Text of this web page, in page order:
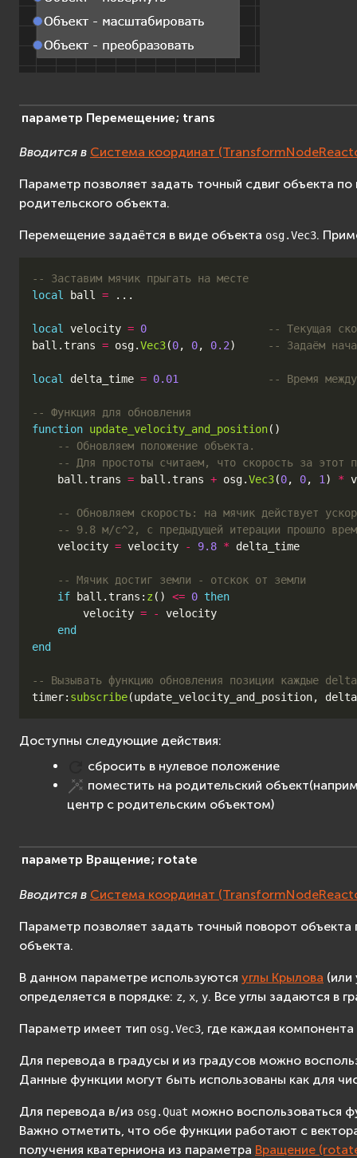
параметр Перемещение; trans
Вводится в Система координат
Параметр позволяет задать точный сдвиг объекта
родительского объекта.
Перемещение задаётся в виде объекта osg.Vec3.
-- Заставим мячик прыгать на месте
local
ball = ...
local velocity = 0
-- Текущая
ball . trans = osg.Vec3(0, 0, 0.2) -- Задаём
local delta_time = 0.01 -- Время
-- Функция для обновления
function update_velocity_and_position()
-- Обновляем положение объекта.
-- Для простоты считаем, что скорость за этот
ball . trans = ball . trans + osg.Vec3(0, 0, 1) *
-- Обновляем скорость: на мячик действует
-- 9.8 м/с^2, с предыдущей итерации прошло
velocity = velocity - 9.8 * delta_time
-- Мячик достиг земли - отскок от земли
if
ball . trans : z () <= 0 then
velocity = -
velocity
end
end
-- Вызывать функцию обновления позиции каждые
timer: subscribe(update_velocity_and_position,
Доступны следующие действия:
сбросить в нулевое положение
поместить на родительский
центр с родительским объектом)
параметр Вращение; rotate
Вводится в Система координат
Параметр позволяет задать точный поворот объекта
объекта.
В данном параметре используются углы Крылова (или
определяется в порядке: z x y. Все углы задаются в
Параметр имеет тип osg.Vec3 , где каждая
Для перевода в градусы и из градусов можно
Данные функции могут быть использованы как для
Для перевода в/из osg.Quat можно воспользоваться
Важно отметить, что обе функции работают с
получения кватерниона из параметра Вращение